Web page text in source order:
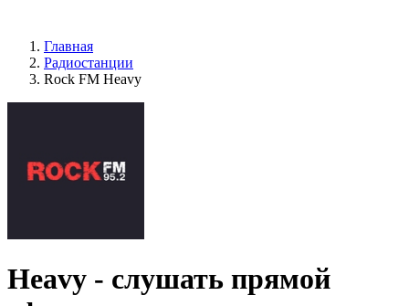
Главная
Радиостанции
Rock FM Heavy
Heavy - слушать прямой